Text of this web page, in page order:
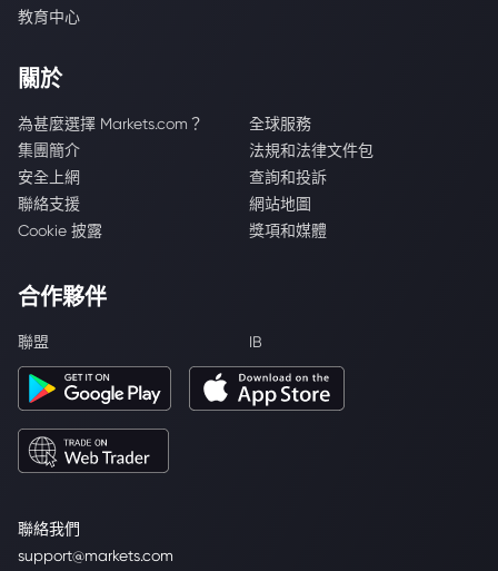
聯絡我們
support@markets.com
教育中心
關於
為甚麼選擇 Markets.com？
全球服務
集團簡介
法規和法律文件包
安全上網
查詢和投訴
聯絡支援
網站地圖
Cookie 披露
獎項和媒體
合作夥伴
聯盟 IB